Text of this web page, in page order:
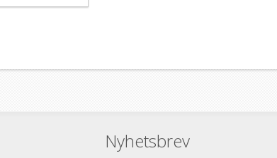
Nyhetsbrev